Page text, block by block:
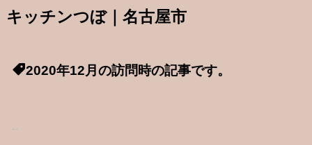
キッチンつぼ｜名古屋市
2020年12月の訪問時の記事です。